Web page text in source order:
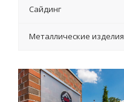
Сайдинг
Металлические изделия